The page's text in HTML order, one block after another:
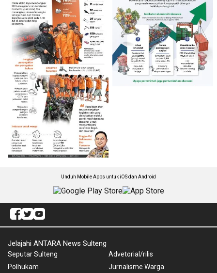
Unduh Mobile Apps untuk iOS dan Android
Jelajahi ANTARA News Sulteng
Seputar Sulteng
Polhukam
Advetorial/rilis
Jurnalisme Warga